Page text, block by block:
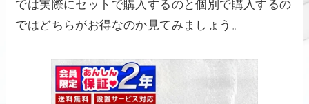
では実際にセットで購入するのと個別で購入するの
ではどちらがお得なのか見てみましょう。